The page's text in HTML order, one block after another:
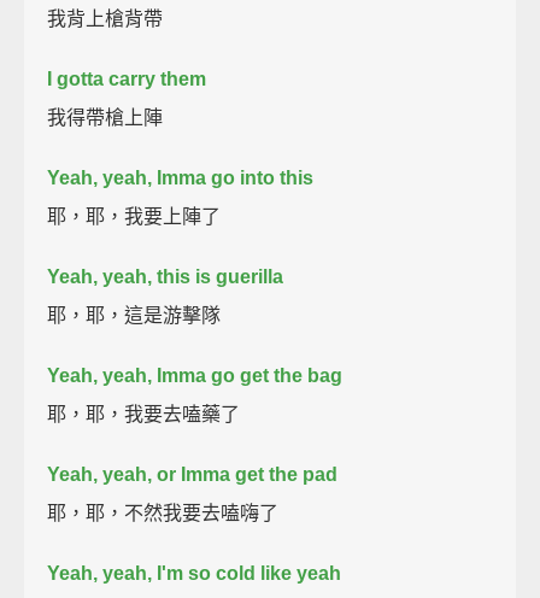
我背上槍背帶
I gotta carry them
我得帶槍上陣
Yeah, yeah, Imma go into this
耶，耶，我要上陣了
Yeah, yeah, this is guerilla
耶，耶，這是游擊隊
Yeah, yeah, Imma go get the bag
耶，耶，我要去嗑藥了
Yeah, yeah, or Imma get the pad
耶，耶，不然我要去嗑嗨了
Yeah, yeah, I'm so cold like yeah